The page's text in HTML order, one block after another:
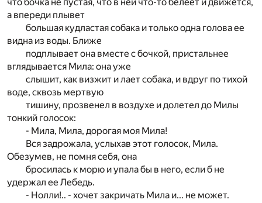
что бочка не пустая, что в ней что-то белеет и движется,
а впереди плывет
большая кудластая собака и только одна голова ее
видна из воды. Ближе
подплывает она вместе с бочкой, пристальнее
вглядывается Мила: она уже
слышит, как визжит и лает собака, и вдруг по тихой
воде, сквозь мертвую
тишину, прозвенел в воздухе и долетел до Милы
тонкий голосок:
- Мила, Мила, дорогая моя Мила!
Вся задрожала, услыхав этот голосок, Мила.
Обезумев, не помня себя, она
бросилась к морю и упала бы в него, если б не
удержал ее Лебедь.
- Нолли!.. - хочет закричать Мила и... не может.